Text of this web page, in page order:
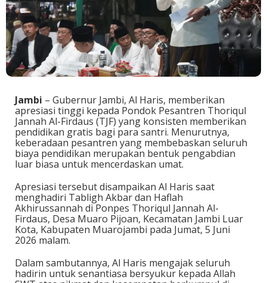
Jambi – Gubernur Jambi, Al Haris, memberikan
apresiasi tinggi kepada Pondok Pesantren Thoriqul
Jannah Al-Firdaus (TJF) yang konsisten memberikan
pendidikan gratis bagi para santri. Menurutnya,
keberadaan pesantren yang membebaskan seluruh
biaya pendidikan merupakan bentuk pengabdian
luar biasa untuk mencerdaskan umat.
Apresiasi tersebut disampaikan Al Haris saat
menghadiri Tabligh Akbar dan Haflah
Akhirussannah di Ponpes Thoriqul Jannah Al-
Firdaus, Desa Muaro Pijoan, Kecamatan Jambi Luar
Kota, Kabupaten Muarojambi pada Jumat, 5 Juni
2026 malam.
Dalam sambutannya, Al Haris mengajak seluruh
hadirin untuk senantiasa bersyukur kepada Allah